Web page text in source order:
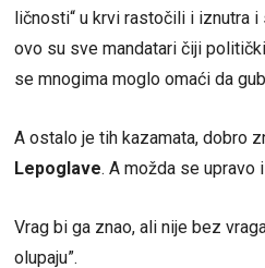
ličnosti“ u krvi rastočili i iznutra i
ovo su sve mandatari čiji
se mnogima moglo omaći da
A ostalo je tih kazamata, dobro
Lepoglave. A možda se upravo
Vrag bi ga znao, ali nije bez
olupaju”.